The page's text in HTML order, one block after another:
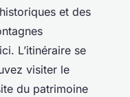
et des
L’itinéraire se
visiter le
du patrimoine